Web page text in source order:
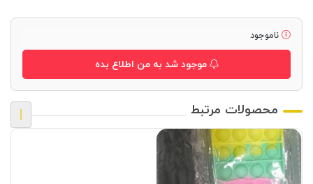
ناموجود
موجود شد به من اطلاع بده
محصولات مرتبط